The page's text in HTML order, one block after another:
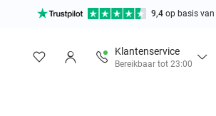
9,4 op basis van
Klantenservice
Bereikbaar tot 23:00